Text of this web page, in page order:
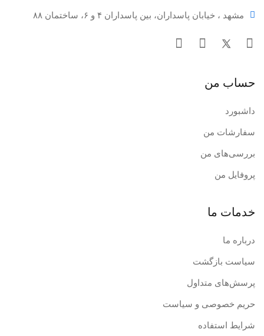
مشهد ، خیابان پاسداران، بین پاسداران ۴ و ۶، ساختمان ۸۸
حساب من
داشبورد
سفارشات من
بررسی‌های من
پروفایل من
خدمات ما
درباره ما
سیاست بازگشت
پرسش‌های متداول
حریم خصوصی و سیاست
شرایط استفاده